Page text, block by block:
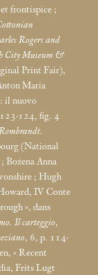
frontispice ;
Rogers and
City Museum &
Print Fair),
Maria
il nuovo
124, fig. 4
(National
; Bożena Anna
; Hugh
IV Conte
», dans
Il carteggio,
, 6, p. 114-
«Recent
Frits Lugt